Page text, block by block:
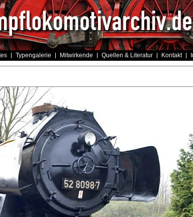
Typengalerie Mitwirkende Quellen & Literatur Kontakt